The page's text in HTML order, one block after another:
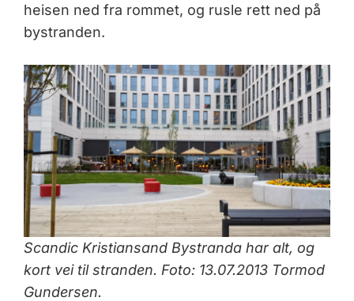
heisen ned fra rommet, og rusle rett ned på
bystranden.
Scandic Kristiansand Bystranda har alt, og
kort vei til stranden. Foto: 13.07.2013 Tormod
Gundersen.